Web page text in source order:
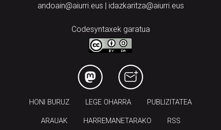
andoain@aiurri.eus | idazkaritza@aiurri.eus
Codesyntaxek garatua
HONI BURUZ LEGE OHARRA PUBLIZITATEA
ARAUAK HARREMANETARAKO RSS